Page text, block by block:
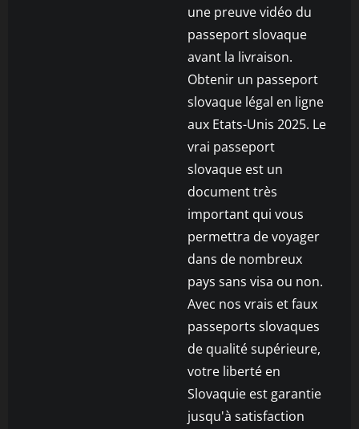
une preuve vidéo du
passeport slovaque
avant la livraison.
Obtenir un passeport
slovaque légal en ligne
aux Etats-Unis 2025. Le
vrai passeport
slovaque est un
document très
important qui vous
permettra de voyager
dans de nombreux
pays sans visa ou non.
Avec nos vrais et faux
passeports slovaques
de qualité supérieure,
votre liberté en
Slovaquie est garantie
jusqu'à satisfaction